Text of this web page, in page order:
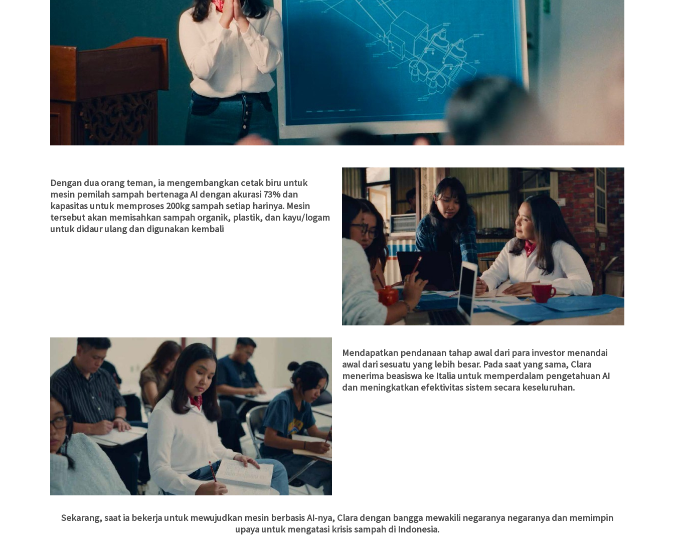
Dengan dua orang teman, ia mengembangkan cetak biru untuk
mesin pemilah sampah bertenaga AI dengan akurasi 73% dan
kapasitas untuk memproses 200kg sampah setiap harinya. Mesin
tersebut akan memisahkan sampah organik, plastik, dan kayu/logam
untuk didaur ulang dan digunakan kembali
Mendapatkan pendanaan tahap awal dari para investor menandai
awal dari sesuatu yang lebih besar. Pada saat yang sama, Clara
menerima beasiswa ke Italia untuk memperdalam pengetahuan AI
dan meningkatkan efektivitas sistem secara keseluruhan.
Sekarang, saat ia bekerja untuk mewujudkan mesin berbasis AI-nya, Clara dengan bangga mewakili negaranya negaranya dan memimpin
upaya untuk mengatasi krisis sampah di Indonesia.